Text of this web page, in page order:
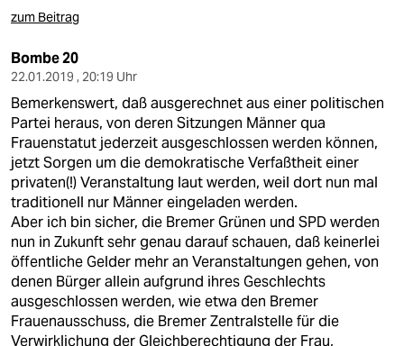
zum Beitrag
Bombe 20
22.01.2019 , 20:19 Uhr
Bemerkenswert, daß ausgerechnet aus einer politischen
Partei heraus, von deren Sitzungen Männer qua
Frauenstatut jederzeit ausgeschlossen werden können,
jetzt Sorgen um die demokratische Verfaßtheit einer
privaten(!) Veranstaltung laut werden, weil dort nun mal
traditionell nur Männer eingeladen werden.
Aber ich bin sicher, die Bremer Grünen und SPD werden
nun in Zukunft sehr genau darauf schauen, daß keinerlei
öffentliche Gelder mehr an Veranstaltungen gehen, von
denen Bürger allein aufgrund ihres Geschlechts
ausgeschlossen werden, wie etwa den Bremer
Frauenausschuss, die Bremer Zentralstelle für die
Verwirklichung der Gleichberechtigung der Frau,